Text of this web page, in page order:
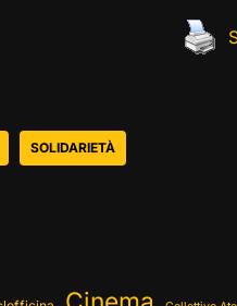
SOLIDARIETÀ